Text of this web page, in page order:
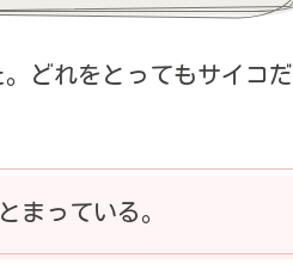
どれをとってもサイコだ
まっている。